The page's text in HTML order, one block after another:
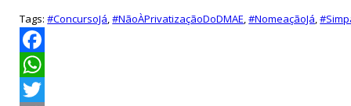
Tags:#ConcursoJá,#NãoÀPrivatizaçãoDoDMAE,#NomeaçãoJá,
Facebook
WhatsApp